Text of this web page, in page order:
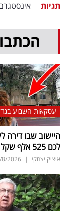
תגיות אינסטגרם
עסקאות השבוע
היישוב שבו דירה
לכם 525 אלף שקל
איציק יצחקי |
8/2026